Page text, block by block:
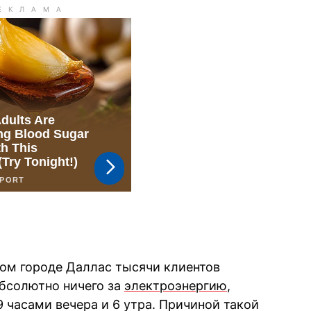
городе Даллас тысячи клиентов
ничего за электроэнергию,
вечера и 6 утра. Причиной такой